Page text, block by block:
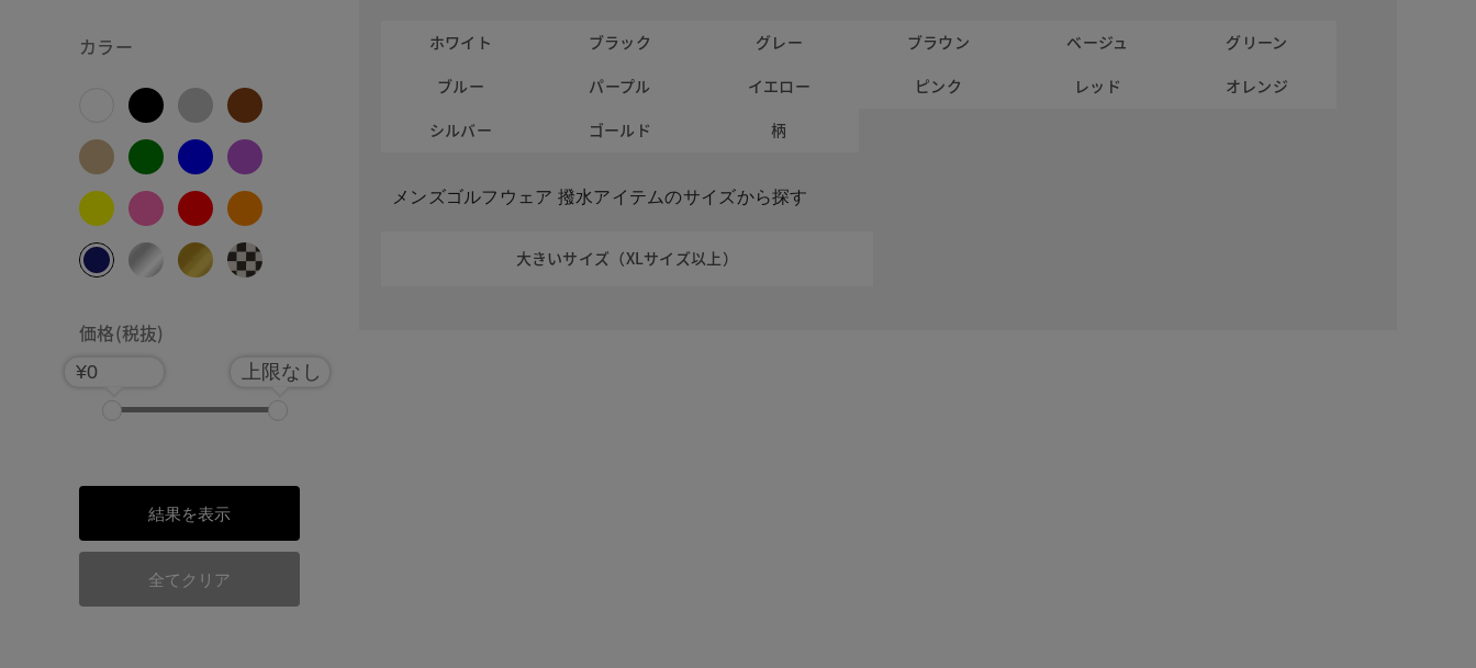
カラー
価格(税抜)
¥0 上限なし
結果を表示
全てクリア
ホワイト ブラック グレー ブラウン ベージュ
グリーン
ブルー
パープル イエロー ピンク レッド
オレンジ
シルバー
ゴールド 柄
メンズゴルフウェア 撥水アイテムのサイズから探す
大きいサイズ（XLサイズ以上）